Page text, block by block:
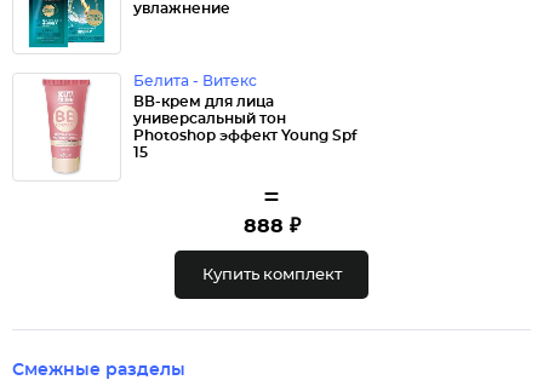
увлажнение
Белита - Витекс
ВВ-крем для лица
универсальный тон
Photoshop эффект Young Spf
15
=
888 ₽
Купить комплект
Смежные разделы